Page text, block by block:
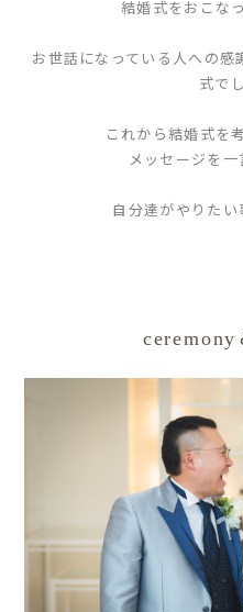
結婚式をおこな
お世話になっている人への
式で
これから結婚式を
メッセージを一
自分達がやりたい
ceremony